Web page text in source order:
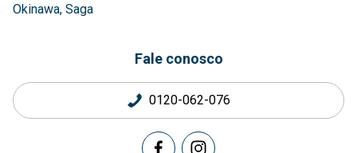
Okinawa Saga
Fale conosco
0120-062-076